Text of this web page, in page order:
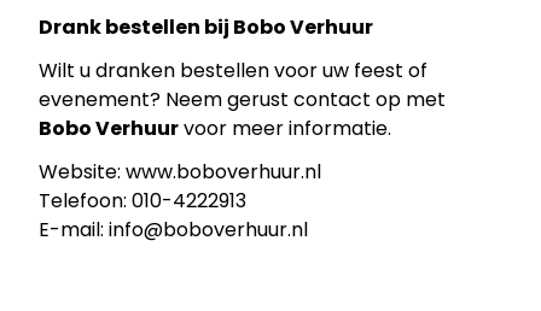
Drank bestellen bij Bobo Verhuur
Wilt u dranken bestellen voor uw feest of
evenement? Neem gerust contact op met
Bobo Verhuurvoor meer informatie.
Website: www.boboverhuur.nl
Telefoon: 010-4222913
E-mail: info@boboverhuur.nl